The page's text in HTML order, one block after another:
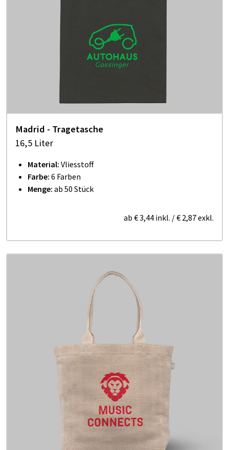
Madrid - Tragetasche
16,5 Liter
Material: Vliesstoff
Farbe: 6 Farben
Menge: ab 50 Stück
ab € 3,44 inkl. /€ 2,87exkl.